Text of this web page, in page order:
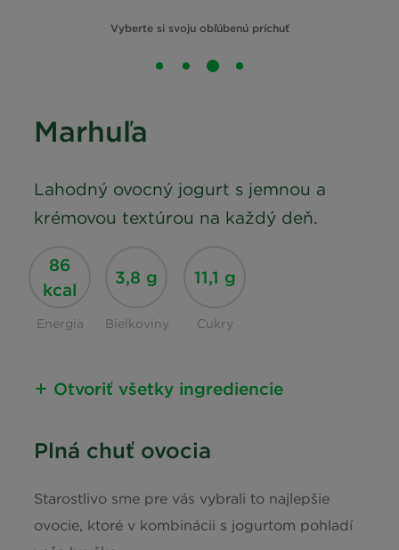
Vyberte si svoju obľúbenú príchuť
Marhuľa
Lahodný ovocný jogurt s jemnou a
krémovou textúrou na každý deň.
86
kcal
Energia
3,8 g
Bielkoviny
11,1 g
Cukry
Otvoriť všetky ingrediencie
Tuky 2,7 g
Plná chuť ovocia
Starostlivo sme pre vás vybrali to najlepšie
ovocie, ktoré v kombinácii s jogurtom pohladí